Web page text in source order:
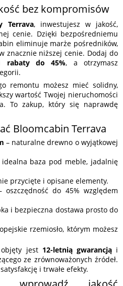
bez kompromisów
Terrava, inwestujesz w jakość,
cenie. Dzięki bezpośredniemu
eliminuje marże pośredników,
znacznie niższej cenie. Dodaj do
rabaty do 45%, a otrzymasz
remontu możesz mieć solidny,
wartość Twojej nieruchomości
To zakup, który się naprawdę
Bloomcabin Terrava
– naturalne drewno o wyjątkowej
baza pod meble, jadalnię
przycięte i opisane elementy.
oszczędność do 45% względem
i bezpieczna dostawa prosto do
rzemiosło, którym możesz
jest 12-letnią gwarancjąi
ze zrównoważonych źródeł.
i trwałe efekty.